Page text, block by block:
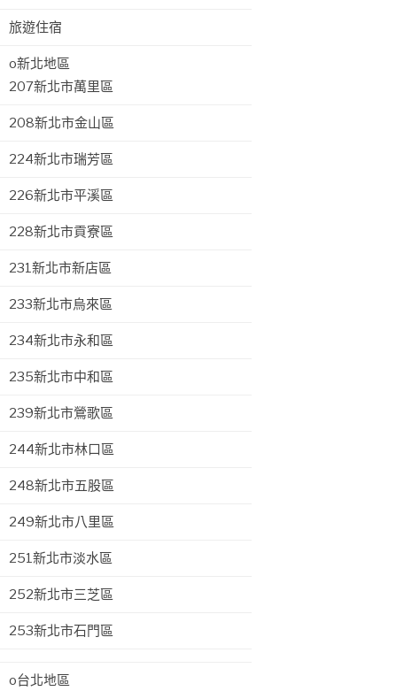
旅遊住宿
o新北地區
207新北市萬里區
208新北市金山區
224新北市瑞芳區
226新北市平溪區
228新北市貢寮區
231新北市新店區
233新北市烏來區
234新北市永和區
235新北市中和區
239新北市鶯歌區
244新北市林口區
248新北市五股區
249新北市八里區
251新北市淡水區
252新北市三芝區
253新北市石門區
o台北地區